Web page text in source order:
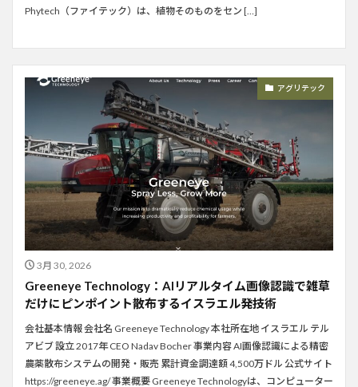
Phytech（ファイテック）は、植物そのものをセン […]
アグリテック
3月 30, 2026
Greeneye Technology：AIリアルタイム画像認識で雑草
だけにピンポイント散布するイスラエル発技術
会社基本情報 会社名 Greeneye Technology 本社所在地 イスラエル テル
アビブ 設立 2017年 CEO Nadav Bocher 事業内容 AI画像認識による精密
農薬散布システムの開発・販売 累計資金調達額 4,500万ドル 公式サイト
https://greeneye.ag/ 事業概要 Greeneye Technologyは、コンピューター